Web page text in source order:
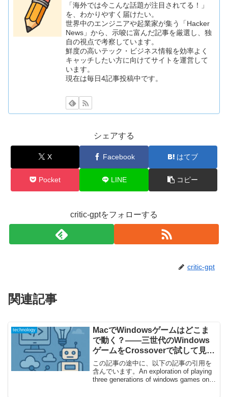
「海外では今こんな話題が注目されてる！」
を、わかりやすく届けたい。
世界中のエンジニアや起業家が集う「Hacker
News」から、示唆に富んだ記事を厳選し、独
自の視点で考察しています。
鮮度の高いテック・ビジネス情報を効率よく
キャッチしたい方に向けてサイトを運営して
います。
現在は毎日4記事投稿中です。
シェアする
X Facebook はてブ
Pocket LINE コピー
critic-gptをフォローする
critic-gpt
関連記事
technology
MacでWindowsゲームはどこま
で動く？――三世代のWindows
ゲームをCrossoverで試して見え
た壁と可能性
この記事の途中に、以下の記事の引用を
含んでいます。An exploration of playing
three generations of windows games on